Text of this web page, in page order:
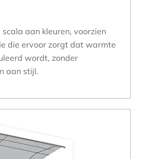
aan kleuren, voorzien
die ervoor zorgt dat warmte
wordt, zonder
aan stijl.